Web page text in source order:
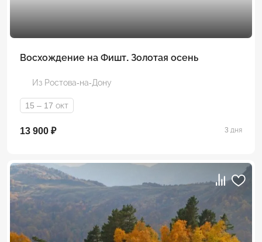
Восхождение на Фишт. Золотая осень
Из Ростова-на-Дону
15 – 17 окт
13 900 ₽ 3 дня